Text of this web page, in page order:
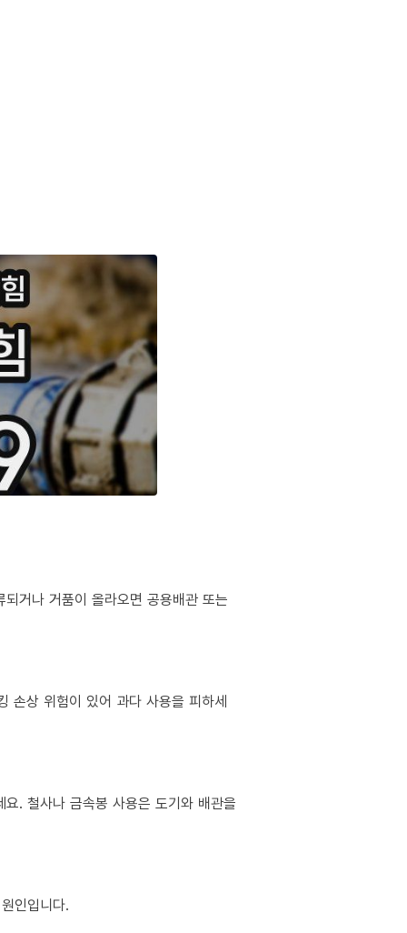
거나 거품이 올라오면 공용배관 또는
손상 위험이 있어 과다 사용을 피하세
. 철사나 금속봉 사용은 도기와 배관을
인입니다.